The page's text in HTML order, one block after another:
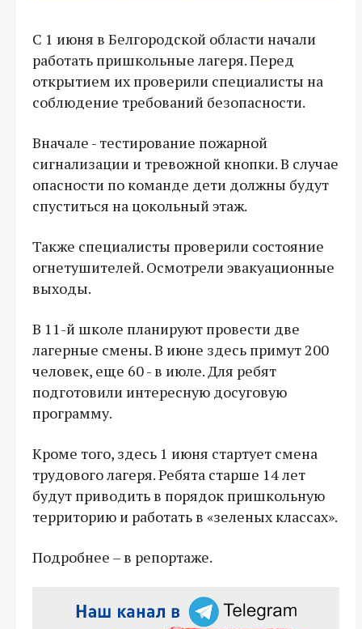
С 1 июня в Белгородской области начали
работать пришкольные лагеря. Перед
открытием их проверили специалисты на
соблюдение требований безопасности.
Вначале - тестирование пожарной
сигнализации и тревожной кнопки. В случае
опасности по команде дети должны будут
спуститься на цокольный этаж.
Также специалисты проверили состояние
огнетушителей. Осмотрели эвакуационные
выходы.
В 11-й школе планируют провести две
лагерные смены. В июне здесь примут 200
человек, еще 60 - в июле. Для ребят
подготовили интересную досуговую
программу.
Кроме того, здесь 1 июня стартует смена
трудового лагеря. Ребята старше 14 лет
будут приводить в порядок пришкольную
территорию и работать в «зеленых классах».
Подробнее – в репортаже.